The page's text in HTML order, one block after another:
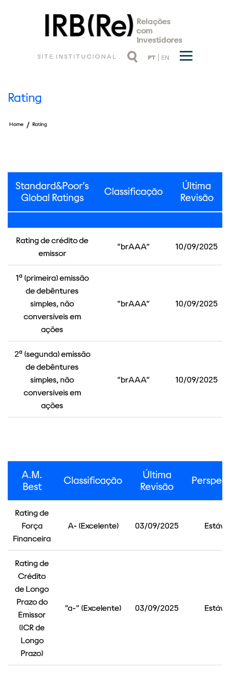
Relações
com
Investidores
SITE INSTITUCIONAL PT EN
Rating
Home / Rating
Standard&Poor’s
Global Ratings
Classificação
Última
Revisão
Rating de crédito de
emissor
“brAAA” 10/09/2025
1ª (primeira) emissão
de debêntures
simples, não
conversíveis em
ações
“brAAA” 10/09/2025
2ª (segunda) emissão
de debêntures
simples, não
conversíveis em
ações
“brAAA” 10/09/2025
A.M.
Best
Classificação
Última
Revisão
Rating de
Força
Financeira
A- (Excelente) 03/09/2025 Estável
Rating de
Crédito
de Longo
Prazo do
Emissor
(ICR de
Longo
Prazo)
“a-” (Excelente) 03/09/2025 Estável